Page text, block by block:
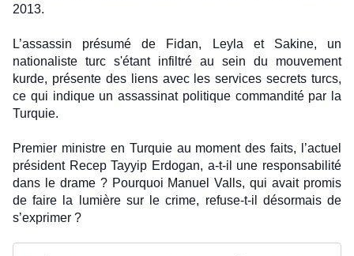
2013.
L’assassin présumé de Fidan, Leyla et Sakine, un
nationaliste turc s'étant infiltré au sein du mouvement
kurde, présente des liens avec les services secrets turcs,
ce qui indique un assassinat politique commandité par la
Turquie.
Premier ministre en Turquie au moment des faits, l’actuel
président Recep Tayyip Erdogan, a-t-il une responsabilité
dans le drame ? Pourquoi Manuel Valls, qui avait promis
de faire la lumière sur le crime, refuse-t-il désormais de
s’exprimer ?